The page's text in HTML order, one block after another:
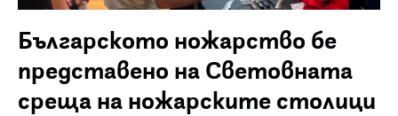
Българското ножарство бе
представено на Световната
среща на ножарските столици